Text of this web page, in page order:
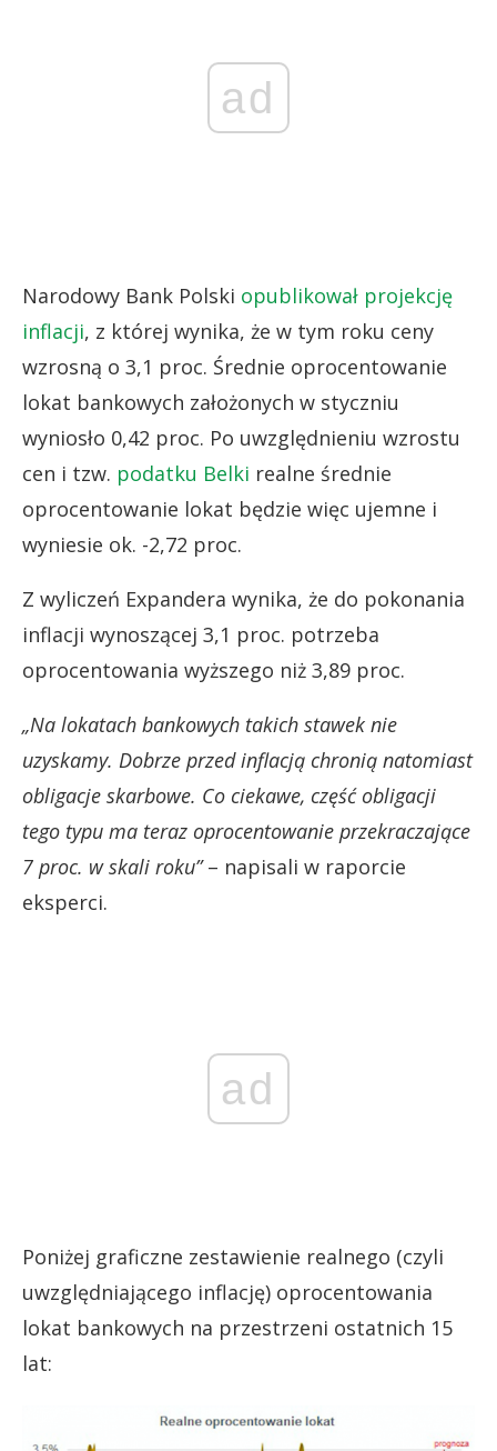
ad
Narodowy Bank Polski opublikował projekcję
inflacji, z której wynika, że w tym roku ceny
wzrosną o 3,1 proc. Średnie oprocentowanie
lokat bankowych założonych w styczniu
wyniosło 0,42 proc. Po uwzględnieniu wzrostu
cen i tzw. podatku Belki realne średnie
oprocentowanie lokat będzie więc ujemne i
wyniesie ok. -2,72 proc.
Z wyliczeń Expandera wynika, że do pokonania
inflacji wynoszącej 3,1 proc. potrzeba
oprocentowania wyższego niż 3,89 proc.
„Na lokatach bankowych takich stawek nie
uzyskamy. Dobrze przed inflacją chronią natomiast
obligacje skarbowe. Co ciekawe, część obligacji
tego typu ma teraz oprocentowanie przekraczające
7 proc. w skali roku”– napisali w raporcie
eksperci.
ad
Poniżej graficzne zestawienie realnego (czyli
uwzględniającego inflację) oprocentowania
lokat bankowych na przestrzeni ostatnich 15
lat: